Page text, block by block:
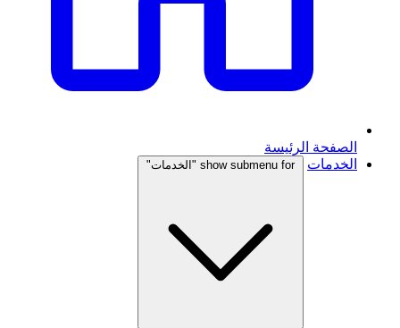
الصفحة الرئيسة
الخدمات
show submenu for "الخدمات"